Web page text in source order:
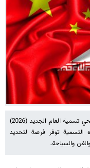
اقترح وزير الثقافة والارشاد الاسلامي عباس صالحي تسمية العام الجديد (2026)
التسمية توفر فرصة لتحديد
والسياحة.